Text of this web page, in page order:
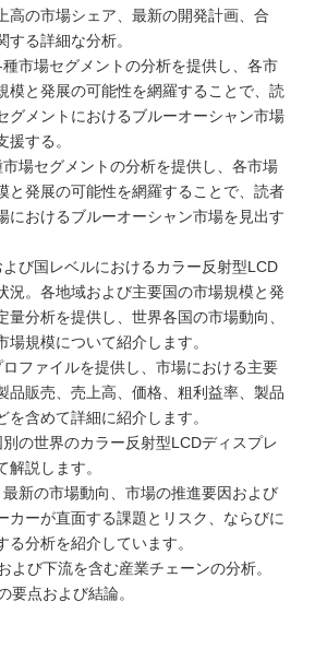
高の市場シェア、最新の開発計画、合
る詳細な分析。
市場セグメントの分析を提供し、各市
模と発展の可能性を網羅することで、読
グメントにおけるブルーオーシャン市場
援する。
場セグメントの分析を提供し、各市場
と発展の可能性を網羅することで、読者
におけるブルーオーシャン市場を見出す
び国レベルにおけるカラー反射型LCD
況。各地域および主要国の市場規模と発
量分析を提供し、世界各国の市場動向、
規模について紹介します。
ファイルを提供し、市場における主要
品販売、売上高、価格、粗利益率、製品
含めて詳細に紹介します。
の世界のカラー反射型LCDディスプレ
解説します。
新の市場動向、市場の推進要因および
カーが直面する課題とリスク、ならびに
分析を紹介しています。
よび下流を含む産業チェーンの分析。
要点および結論。